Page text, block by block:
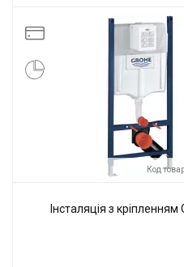
Код
Інсталяція з